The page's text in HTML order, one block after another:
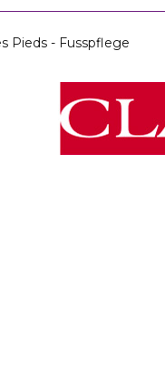
Pieds - Fusspflege